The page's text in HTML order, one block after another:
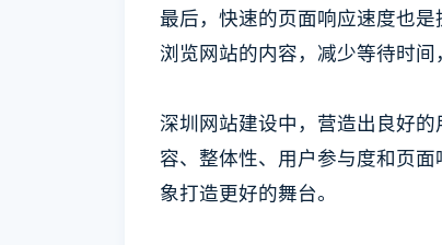
最后，快速的页面响应速度也
浏览网站的内容，减少等待时间
深圳网站建设中，营造出良好
容、整体性、用户参与度和页
象打造更好的舞台。